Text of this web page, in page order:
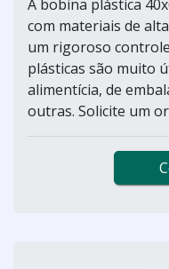
A bobina plástica
com materiais de
um rigoroso
plásticas são muito
alimentícia, de
outras. Solicite um